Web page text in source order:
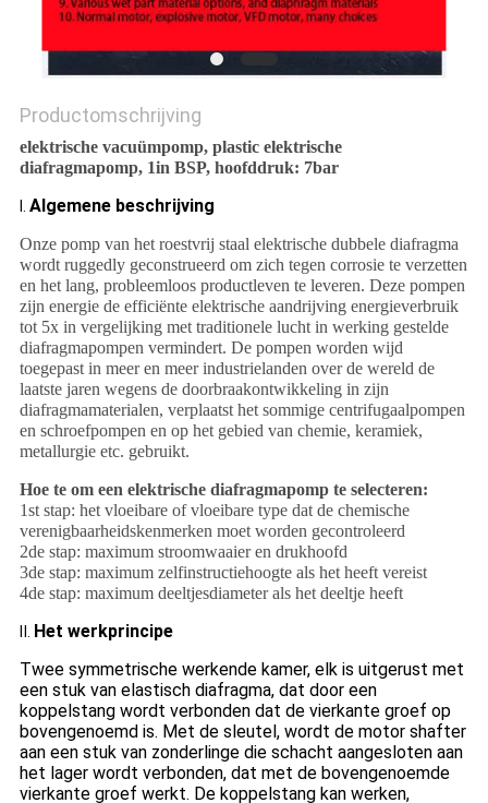
Productomschrijving
elektrische vacuümpomp, plastic elektrische
diafragmapomp, 1in BSP, hoofddruk: 7bar
Ⅰ. Algemene beschrijving
Onze pomp van het roestvrij staal elektrische dubbele diafragma
wordt ruggedly geconstrueerd om zich tegen corrosie te verzetten
en het lang, probleemloos productleven te leveren. Deze pompen
zijn energie de efficiënte elektrische aandrijving energieverbruik
tot 5x in vergelijking met traditionele lucht in werking gestelde
diafragmapompen vermindert. De pompen worden wijd
toegepast in meer en meer industrielanden over de wereld de
laatste jaren wegens de doorbraakontwikkeling in zijn
diafragmamaterialen, verplaatst het sommige centrifugaalpompen
en schroefpompen en op het gebied van chemie, keramiek,
metallurgie etc. gebruikt.
Hoe te om een elektrische diafragmapomp te selecteren:
1st stap: het vloeibare of vloeibare type dat de chemische
verenigbaarheidskenmerken moet worden gecontroleerd
2de stap: maximum stroomwaaier en drukhoofd
3de stap: maximum zelfinstructiehoogte als het heeft vereist
4de stap: maximum deeltjesdiameter als het deeltje heeft
Ⅱ. Het werkprincipe
Twee symmetrische werkende kamer, elk is uitgerust met
een stuk van elastisch diafragma, dat door een
koppelstang wordt verbonden dat de vierkante groef op
bovengenoemd is. Met de sleutel, wordt de motor shafter
aan een stuk van zonderlinge die schacht aangesloten aan
het lager wordt verbonden, dat met de bovengenoemde
vierkante groef werkt. De koppelstang kan werken,